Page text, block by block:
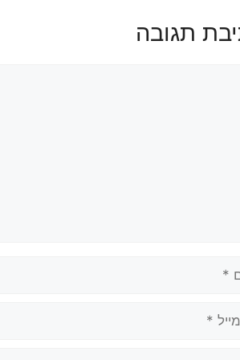
תגובה